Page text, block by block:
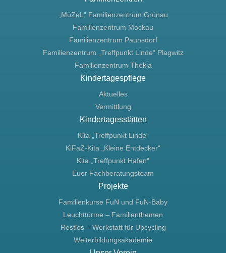
„MüZeL“ Familienzentrum Grünau
Familienzentrum Mockau
Familienzentrum Paunsdorf
Familienzentrum „Treffpunkt Linde“ Plagwitz
Familienzentrum Thekla
Kindertagespflege
Aktuelles
Vermittlung
Kindertagesstätten
Kita „Treffpunkt Linde“
KiFaZ-Kita „Kleine Entdecker“
Kita „Treffpunkt Hafen“
Euer Fachberatungsteam
Projekte
Familienkurse FuN und FuN-Baby
Leuchttürme – Familienthemen
Restlos – Werkstatt für Upcycling
Weiterbildungsakademie